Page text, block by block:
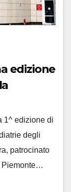
edizione
1^ edizione di
degli
patrocinato
Piemonte…